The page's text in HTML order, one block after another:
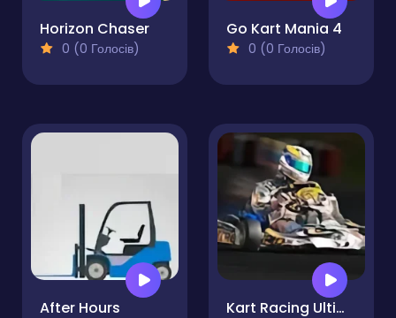
Horizon Chaser
0 (0 Голосів)
Go Kart Mania 4
0 (0 Голосів)
After Hours Kart Racing Ultimate